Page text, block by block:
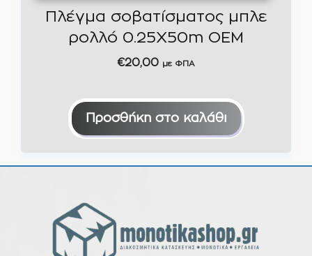
Πλέγμα σοβατίσματος μπλε
ρολλό 0.25Χ50m ΟΕΜ
€20,00 με ΦΠΑ
Προσθήκη στο καλάθι